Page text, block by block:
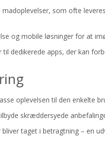
som ofte
og mobile løsninger for at
dedikerede apps, der kan
oplevelsen til den enkelte
skræddersyede
taget i betragtning – en